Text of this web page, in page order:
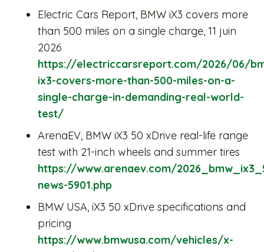
Electric Cars Report, BMW iX3 covers more
than 500 miles on a single charge, 11 juin
2026
https://electriccarsreport.com/2026/06/
ix3-covers-more-than-500-miles-on-a-
single-charge-in-demanding-real-world-
test/
ArenaEV, BMW iX3 50 xDrive real-life range
test with 21-inch wheels and summer tires
https://www.arenaev.com/
news-5901.php
BMW USA, iX3 50 xDrive specifications and
pricing
https://www.bmwusa.com/vehicles/x-